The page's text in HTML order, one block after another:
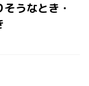
うなとき・